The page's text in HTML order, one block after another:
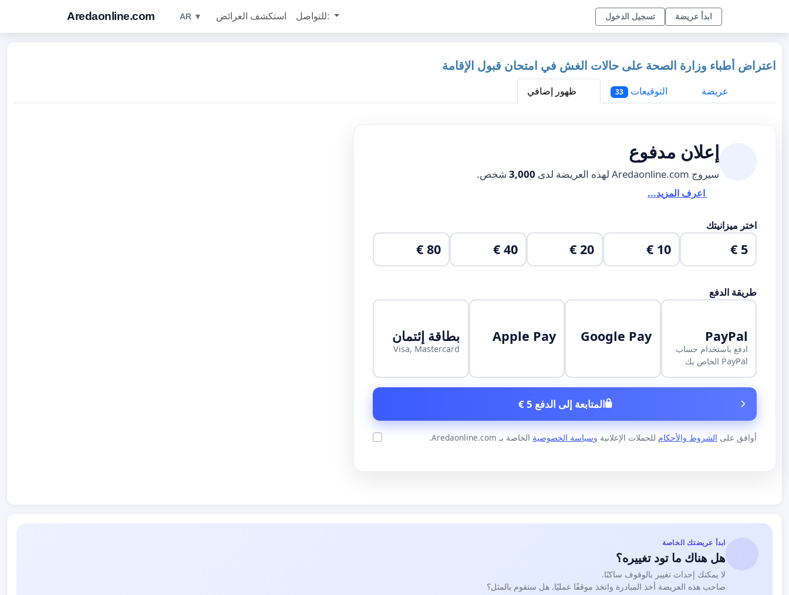
Aredaonline.com AR ▼ استكشف العرائض للتواصل: تسجيل الدخول ابدأ عريضة
اعتراض أطباء وزارة الصحة على حالات الغش في امتحان قبول الإقامة
عريضة
التوقيعات 33 ظهور إضافي
إعلان مدفوع
سيروج Aredaonline.com لهذه العريضة لدى 3,000 شخص.
اعرف المزيد...
اختر ميزانيتك
5 €
10 €
20 €
40 €
80 €
طريقة الدفع
PayPal
ادفع باستخدام حساب
PayPal الخاص بك
Google Pay
Apple Pay بطاقة إئتمان
Visa, Mastercard
المتابعة إلى الدفع 5 €
أوافق على الشروط والأحكام للحملات الإعلانية وسياسة الخصوصية الخاصة بـ Aredaonline.com.
ابدأ عريضتك الخاصة
هل هناك ما تود تغييره؟
لا يمكنك إحداث تغيير بالوقوف ساكنًا.
صاحب هذه العريضة أخذ المبادرة واتخذ موقفًا عمليًا. هل ستقوم بالمثل؟